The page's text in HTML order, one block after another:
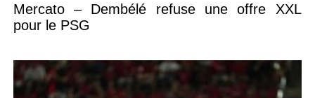
Mercato – Dembélé refuse une offre XXL
pour le PSG